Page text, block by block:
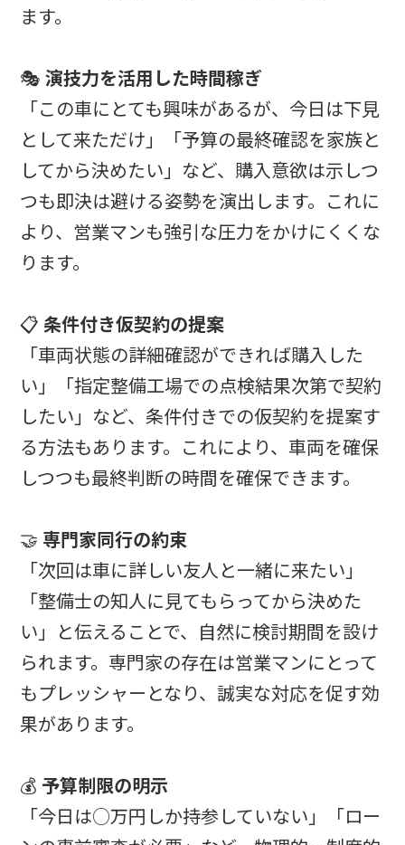
ます。
🎭演技力を活用した時間稼ぎ
「この車にとても興味があるが、今日は下見
として来ただけ」「予算の最終確認を家族と
してから決めたい」など、購入意欲は示しつ
つも即決は避ける姿勢を演出します。これに
より、営業マンも強引な圧力をかけにくくな
ります。
📋条件付き仮契約の提案
「車両状態の詳細確認ができれば購入した
い」「指定整備工場での点検結果次第で契約
したい」など、条件付きでの仮契約を提案す
る方法もあります。これにより、車両を確保
しつつも最終判断の時間を確保できます。
🤝 専門家同行の約束
「次回は車に詳しい友人と一緒に来たい」
「整備士の知人に見てもらってから決めた
い」と伝えることで、自然に検討期間を設け
られます。専門家の存在は営業マンにとって
もプレッシャーとなり、誠実な対応を促す効
果があります。
💰 予算制限の明示
「今日は○万円しか持参していない」「ロー